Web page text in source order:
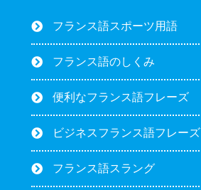
フランス語スポーツ用語
フランス語のしくみ
便利なフランス語フレーズ
ビジネスフランス語フレーズ
フランス語スラング